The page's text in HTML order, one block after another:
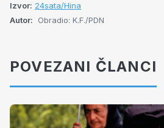
Izvor: 24sata/Hina
Autor:
Obradio: K.F./PDN
POVEZANI ČLANCI